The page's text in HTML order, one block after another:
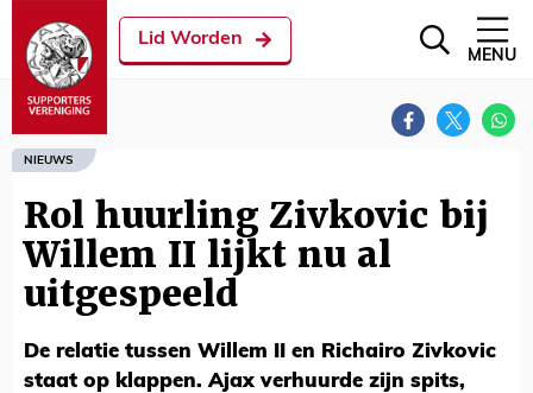
Lid Worden
MENU
NIEUWS
Rol huurling Zivkovic bij
Willem II lijkt nu al
uitgespeeld
De relatie tussen Willem II en Richairo Zivkovic
staat op klappen. Ajax verhuurde zijn spits,